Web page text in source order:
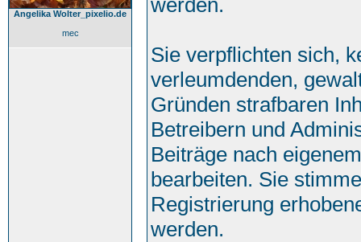
Angelika Wolter_pixelio.de
mec
werden.
Sie verpflichten sich,
verleumdenden,
Gründen strafbaren
Betreibern und
Beiträge nach
bearbeiten. Sie
Registrierung
werden.